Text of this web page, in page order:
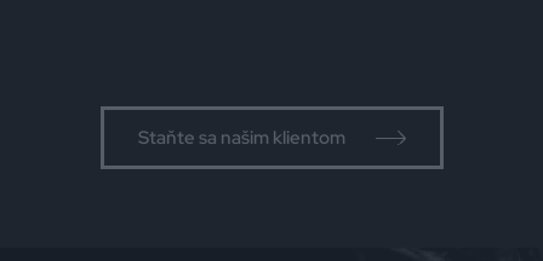
Staňte sa našim klientom